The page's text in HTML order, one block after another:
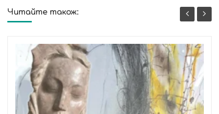
Читайте також: